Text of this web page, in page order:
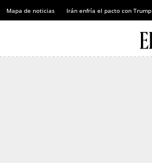
Mapa de noticias Irán enfría el pacto con Trump